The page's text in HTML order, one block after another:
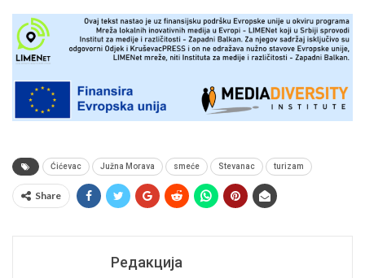
Ćićevac Južna Morava smeće Stevanac turizam
Share
Редакција